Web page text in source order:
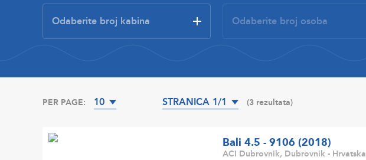
PER PAGE: 10 STRANICA 1/1 (3 rezultata)
Bali 4.5 - 9106 (2018)
ACI Dubrovnik, Dubrovnik - Hrvatska